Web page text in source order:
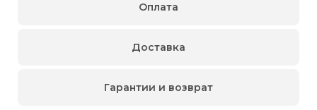
Оплата
Доставка
Гарантии и возврат